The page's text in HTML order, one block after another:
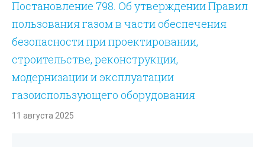
Постановление 798. Об утверждении Правил
пользования газом в части обеспечения
безопасности при проектировании,
строительстве, реконструкции,
модернизации и эксплуатации
газоиспользующего оборудования
11 августа 2025